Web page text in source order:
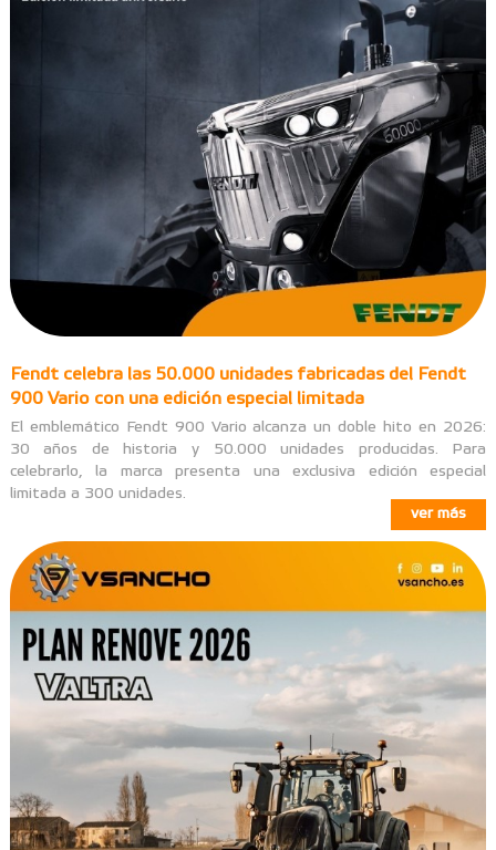
Fendt celebra las 50.000 unidades fabricadas del Fendt
900 Vario con una edición especial limitada
El emblemático Fendt 900 Vario alcanza un doble hito en 2026:
30 años de historia y 50.000 unidades producidas. Para
celebrarlo, la marca presenta una exclusiva edición especial
limitada a 300 unidades.
ver más